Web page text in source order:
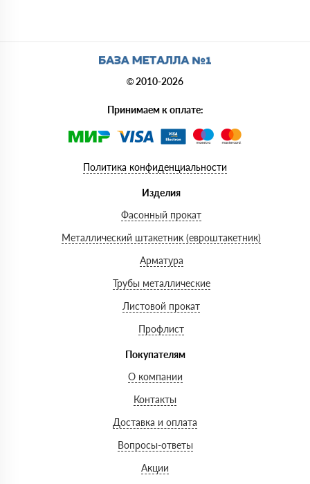
© 2010-2026
Принимаем к оплате:
Политика конфиденциальности
Изделия
Фасонный прокат
Металлический штакетник (евроштакетник)
Арматура
Трубы металлические
Листовой прокат
Профлист
Покупателям
О компании
Контакты
Доставка и оплата
Вопросы-ответы
Акции